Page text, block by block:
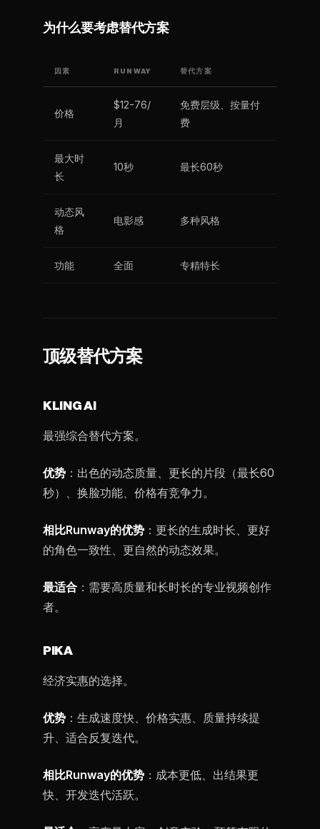
为什么要考虑替代方案
因素 RUNWAY 替代方案
价格
$12-76/
月
免费层级、按量付
费
最大时
长
10秒 最长60秒
动态风
格
电影感 多种风格
功能 全面 专精特长
顶级替代方案
KLING AI
最强综合替代方案。
优势 ：出色的动态质量、更长的片段（最长60
秒）、换脸功能、价格有竞争力。
相比Runway的优势 ：更长的生成时长、更好
的角色一致性、更自然的动态效果。
最适合 ：需要高质量和长时长的专业视频创作
者。
PIKA
经济实惠的选择。
优势 ：生成速度快、价格实惠、质量持续提
升、适合反复迭代。
相比Runway的优势 ：成本更低、出结果更
快、开发迭代活跃。